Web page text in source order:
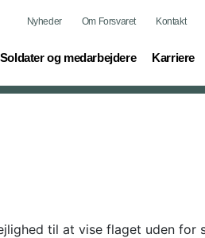
Nyheder Om Forsvaret Kontakt
Soldater og medarbejdere
(current) Karriere
(current)
til at vise flaget uden for